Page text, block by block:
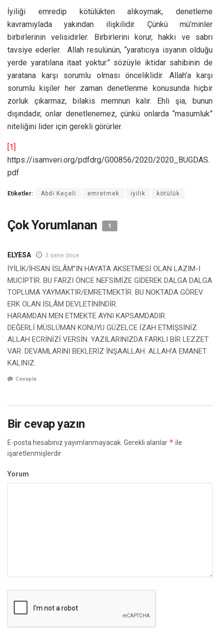
İyiliği emredip kötülükten alıkoymak, denetleme
kavramıylada yakından ilişkilidir. Çünkü mü’minler
birbirlerinin velisidirler. Birbirlerini korur, hakkı ve sabrı
tavsiye ederler. Allah resulünün, “yaratıcıya isyanın olduğu
yerde yaratılana itaat yoktur.” sözüyle iktidar sahibinin de
yaratana karşı sorumlu olması önceliklidir. Allah’a karşı
sorumlu kişiler her zaman denetlenme konusunda hiçbir
zorluk çıkarmaz, bilakis memnun kalır. Ehli şia, bunun
dışındadır, onlar denetlenemez, çünkü onlarda “masumluk”
niteliğini lider için gerekli görürler.
[1]
https://isamveri.org/pdfdrg/G00856/2020/2020_BUGDAS.
pdf
Etiketler: Abdi Keçeli emretmek iyilik kötülük
Çok Yorumlanan 1
ELYESA 3 sene önce
İYİLİK/İHSAN İSLÂM”IN HAYATA AKSETMESİ OLAN LAZIM-I
MUCİPTİR. BU FARZI ÖNCE NEFSİMİZE GİDEREK DALGA DALGA
TOPLUMA YAYMAKTIR/EMRETMEKTİR. BU NOKTADA GÖREV
ERK OLAN İSLÂM DEVLETİNİNDİR.
HARAMDAN MEN ETMEKTE AYNI KAPSAMDADIR.
DEĞERLİ MÜSLÜMAN KONUYU GÜZELCE İZAH ETMİŞSİNİZ.
ALLAH ECRİNİZİ VERSİN. YAZILARINIZDA FARKLI BİR LEZZET
VAR. DEVAMLARINI BEKLERİZ İNŞAALLAH. ALLAH’A EMANET
KALINIZ.
Cevapla
Bir cevap yazın
E-posta hesabınız yayımlanmayacak. Gerekli alanlar * ile
işaretlenmişlerdir
Yorum